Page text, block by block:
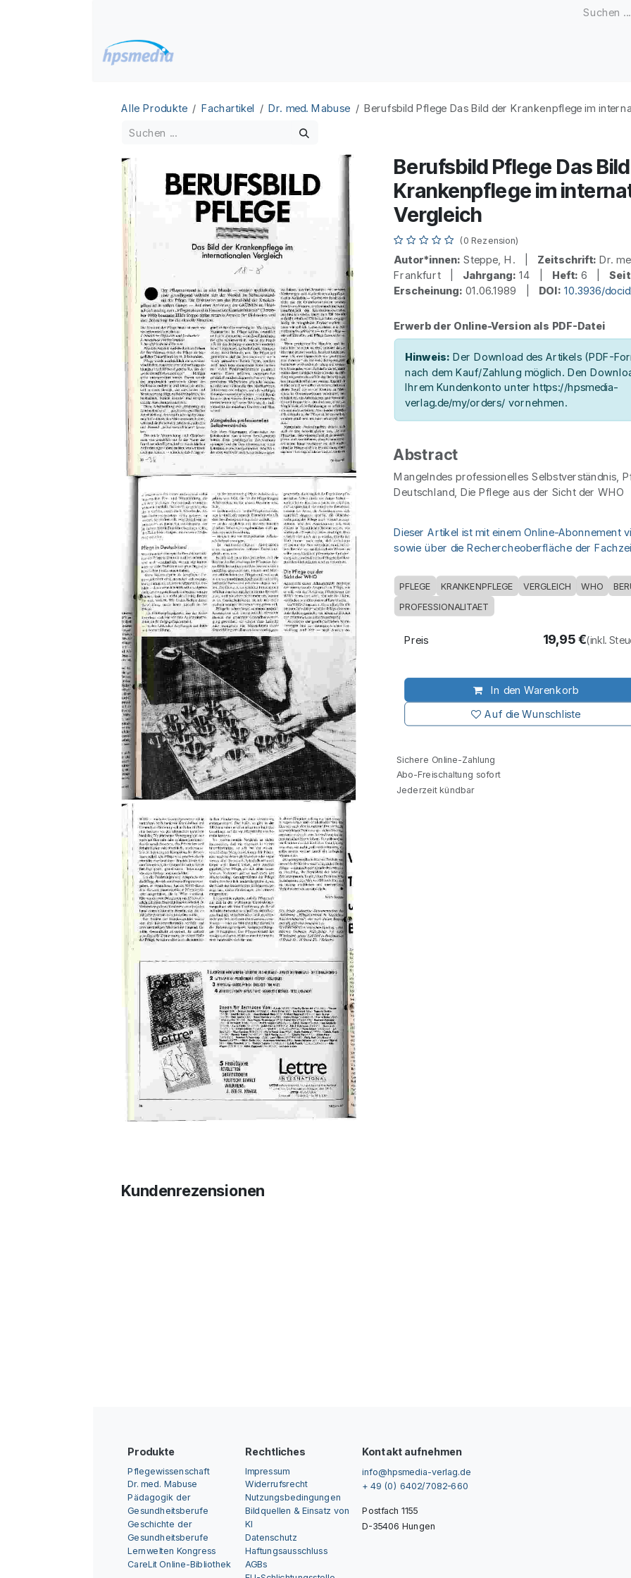
Alle Produkte Fachartikel Dr. med. Mabuse Berufsbild Pflege Das Bild der Krankenpflege im
Berufsbild Pflege Das
Krankenpflege im
Vergleich
(0 Rezension)
Autor*innen: Steppe, H. | Zeitschrift: Dr.
Frankfurt | Jahrgang: 14 | Heft: 6 |
Erscheinung: 01.06.1989 | DOI: 10.3936/
Erwerb der Online-Version als PDF-Datei
Hinweis: Der Download des Artikels (PDF-
nach dem Kauf/Zahlung möglich. Den
Ihrem Kundenkonto unter https://hpsmedia-
verlag.de/my/orders/ vornehmen.
Abstract
Mangelndes professionelles Selbstverständnis,
Deutschland, Die Pflege aus der Sicht der WHO
Dieser Artikel ist mit einem Online-Abonnement
sowie über die Rechercheoberfläche der
PFLEGE KRANKENPFLEGE VERGLEICH WHO
PROFESSIONALITAET
In den Warenkorb
Auf die Wunschliste
Preis 19,95€(inkl.
Sichere Online-Zahlung
Abo-Freischaltung sofort
Jederzeit kündbar
Kundenrezensionen
Produkte
Pflegewissenschaft
Dr. med. Mabuse
Pädagogik der
Gesundheitsberufe
Geschichte der
Gesundheitsberufe
Lernwelten Kongress
CareLit Online-Bibliothek
Rechtliches
Impressum
Widerrufsrecht
Nutzungsbedingungen
Bildquellen & Einsatz von
KI
Datenschutz
Haftungsausschluss
AGBs
Kontakt aufnehmen
info@hpsmedia-verlag.de
+ 49 (0) 6402/7082-660
Postfach 1155
D-35406 Hungen